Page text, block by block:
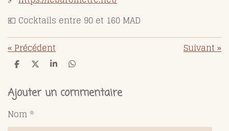
💶 Cocktails entre 90 et 160 MAD
«Précédent Suivant»
P
t
a
e
r
P
t
a
r
P
t
a
r
P
t
a
r
Ajouter un commentaire
Nom *